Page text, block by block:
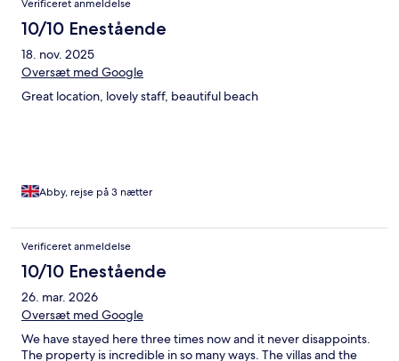
Verificeret anmeldelse
10/10 Enestående
18. nov. 2025
Oversæt med Google
Great location, lovely staff, beautiful beach
Abby, rejse på 3 nætter
Verificeret anmeldelse
10/10 Enestående
26. mar. 2026
Oversæt med Google
We have stayed here three times now and it never disappoints.
The property is incredible in so many ways. The villas and the